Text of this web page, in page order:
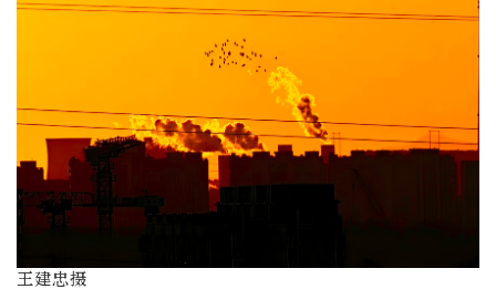
王建忠摄